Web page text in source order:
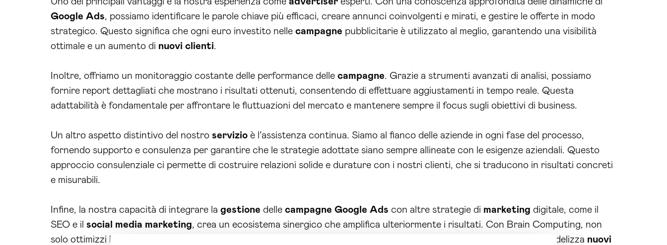
Google Ads, possiamo identificare le parole chiave più efficaci, creare annunci coinvolgenti e mirati, e gestire le offerte in modo
strategico. Questo significa che ogni euro investito nelle campagne pubblicitarie è utilizzato al meglio, garantendo una visibilità
ottimale e un aumento di nuovi clienti.
Inoltre, offriamo un monitoraggio costante delle performance delle campagne. Grazie a strumenti avanzati di analisi, possiamo
fornire report dettagliati che mostrano i risultati ottenuti, consentendo di effettuare aggiustamenti in tempo reale. Questa
adattabilità è fondamentale per affrontare le fluttuazioni del mercato e mantenere sempre il focus sugli obiettivi di business.
Un altro aspetto distintivo del nostro servizio è l’assistenza continua. Siamo al fianco delle aziende in ogni fase del processo,
fornendo supporto e consulenza per garantire che le strategie adottate siano sempre allineate con le esigenze aziendali. Questo
approccio consulenziale ci permette di costruire relazioni solide e durature con i nostri clienti, che si traducono in risultati concreti
e misurabili.
Infine, la nostra capacità di integrare la gestione delle campagne Google Ads con altre strategie di marketing digitale, come il
SEO e il social media marketing, crea un ecosistema sinergico che amplifica ulteriormente i risultati. Con Brain Computing, non
solo ottimizzi le tue
pubblicitarie, ma costruisci anche una presenza online solida e coerente che attrae e fidelizza nuovi